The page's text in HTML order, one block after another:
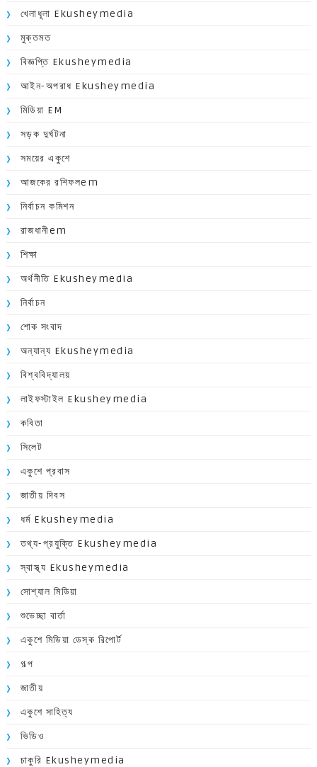
খেলাধূলা Ekusheymedia
মুক্তমত
বিজ্ঞপ্তি Ekusheymedia
আইন-অপরাধ Ekusheymedia
মিডিয়া EM
সড়ক দুর্ঘটনা
সময়ের একুশে
আজকের রশিফলem
নির্বাচন কমিশন
রাজধানীem
শিক্ষা
অর্থনীতি Ekusheymedia
নির্বাচন
শোক সংবাদ
অন্যান্য Ekusheymedia
বিশ্ববিদ্যালয়
লাইফস্টাইল Ekusheymedia
কবিতা
সিলেট
একুশে প্রবাস
জাতীয় দিবস
ধর্ম Ekusheymedia
তথ্য-প্রযুক্তি Ekusheymedia
স্বাস্থ্য Ekusheymedia
সোশ্যাল মিডিয়া
শুভেচ্ছা বার্তা
একুশে মিডিয়া ডেস্ক রিপোর্ট
গল্প
জাতীয়
একুশে সাহিত্য
ভিডিও
চাকুরি Ekusheymedia